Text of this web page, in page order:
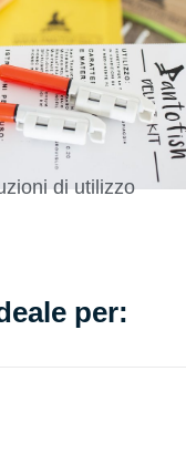
di utilizzo
per: